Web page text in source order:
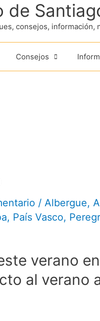
de
consejos, información,
Consejos
/ Albergue,
, País Vasco,
verano
al verano